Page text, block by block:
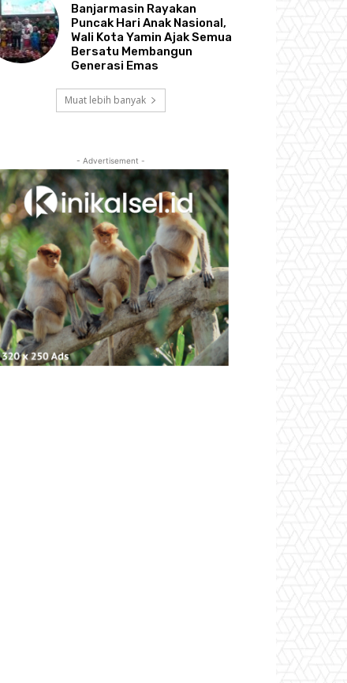
Banjarmasin Rayakan
Puncak Hari Anak Nasional,
Wali Kota Yamin Ajak Semua
Bersatu Membangun
Generasi Emas
Muat lebih banyak
- Advertisement -